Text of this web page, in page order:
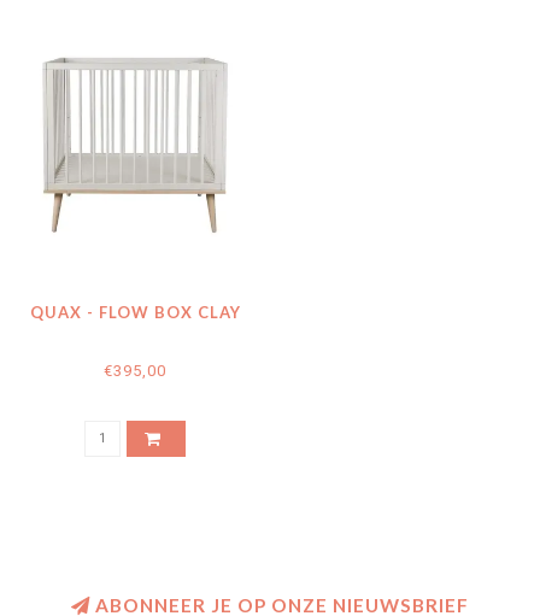
QUAX - FLOW BOX CLAY
€395,00
ABONNEER JE OP ONZE NIEUWSBRIEF